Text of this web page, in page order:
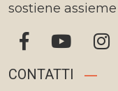
sostiene
CONTATTI